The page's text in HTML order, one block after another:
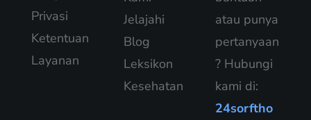
Privasi
Ketentuan
Layanan
Jelajahi
Blog
Leksikon
Kesehatan
atau punya
pertanyaan
? Hubungi
kami di:
24sorftho